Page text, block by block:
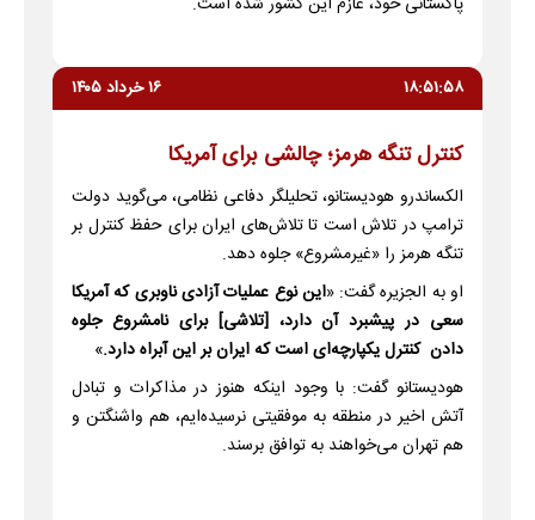
۱۸:۵۱:۵۸ ۱۶ خرداد ۱۴۰۵
کنترل تنگه هرمز؛ چالشی برای آمریکا
الکساندرو هودیستانو، تحلیلگر دفاعی نظامی، می‌گوید دولت
ترامپ در تلاش است تا تلاش‌های ایران برای حفظ کنترل بر
تنگه هرمز را «غیرمشروع» جلوه دهد.
او به الجزیره گفت: «این نوع عملیات آزادی ناوبری که آمریکا
سعی در پیشبرد آن دارد، [تلاشی] برای نامشروع جلوه
دادن کنترل یکپارچه‌ای است که ایران بر این آبراه دارد.»
هودیستانو گفت: با وجود اینکه هنوز در مذاکرات و تبادل
آتش اخیر در منطقه به موفقیتی نرسیده‌ایم، هم واشنگتن و
هم تهران می‌خواهند به توافق برسند.